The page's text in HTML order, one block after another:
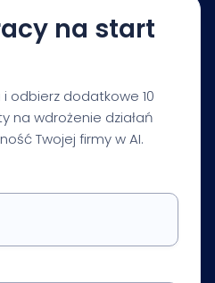
na start
odbierz dodatkowe 10
na wdrożenie działań
Twojej firmy w AI.